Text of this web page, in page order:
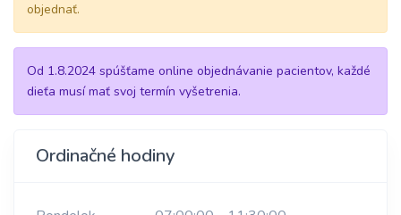
objednať.
Od 1.8.2024 spúšťame online objednávanie pacientov, každé
dieťa musí mať svoj termín vyšetrenia.
Ordinačné hodiny